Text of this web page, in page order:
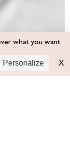
what you want
Personalize X